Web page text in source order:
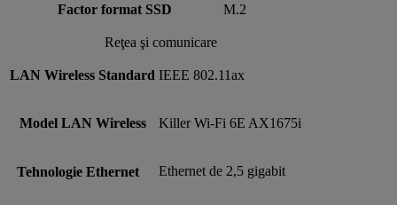
Factor format SSD M.2
Reţea şi comunicare
LAN Wireless Standard IEEE 802.11ax
Model LAN Wireless Killer Wi-Fi 6E AX1675i
Tehnologie Ethernet Ethernet de 2,5 gigabit